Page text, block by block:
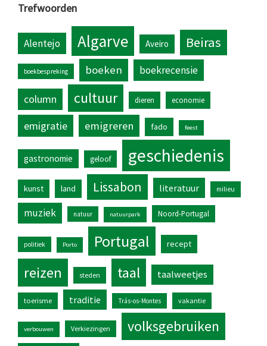
Trefwoorden
Alentejo Algarve Aveiro Beiras
boekbespreking boeken boekrecensie
column cultuur dieren economie
emigratie emigreren fado feest
gastronomie geloof geschiedenis
kunst land Lissabon literatuur milieu
muziek natuur natuurpark Noord-Portugal
politiek Porto Portugal recept
reizen steden taal taalweetjes
toerisme traditie Trás-os-Montes vakantie
verbouwen Verkiezingen volksgebruiken